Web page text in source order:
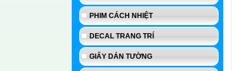
PHIM CÁCH NHIỆT
DECAL TRANG TRÍ
GIẤY DÁN TƯỜNG